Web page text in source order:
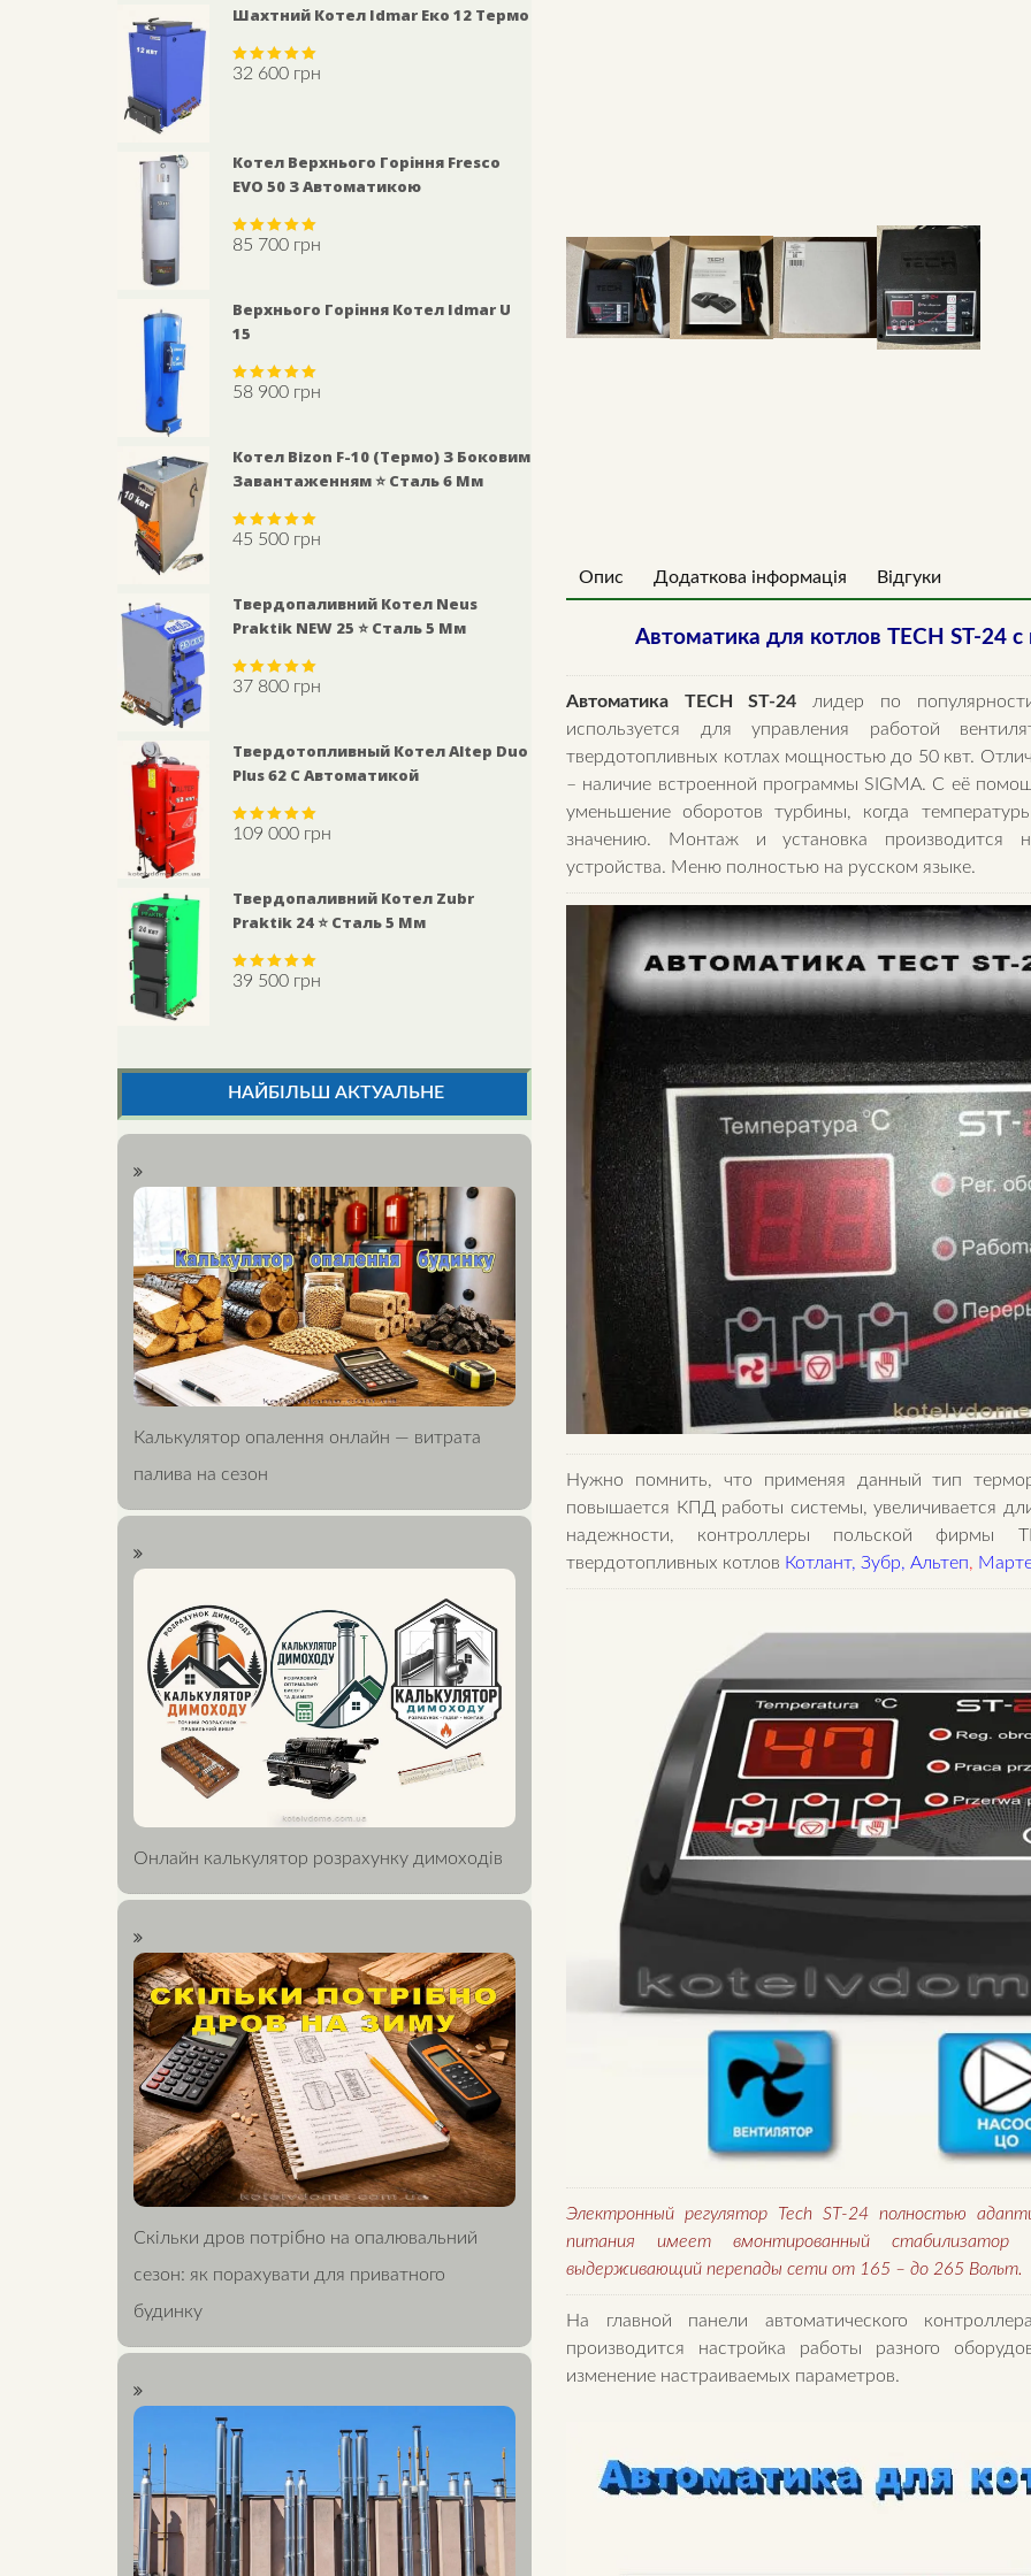
Опис Додаткова інформація Відгуки
Автоматика для котлов TЕСН ST-24
Автоматика ТЕСН ST-24лидер по
используется для управления работой
твердотопливных котлах мощностью до 50 квт.
– наличие встроенной программы SIGMA. С её
уменьшение оборотов турбины, когда
значению. Монтаж и установка производится
устройства. Меню полностью на русском языке.
Нужно помнить, что применяя данный тип
повышается КПД работы системы, увеличивается
надежности, контроллеры польской фирмы
твердотопливных котлов Котлант,Зубр, Альтеп,
Электронный регулятор Tech ST-24 полностью
питания имеет вмонтированный
выдерживающий перепады сети от 165 – до 265 Вольт.
На главной панели автоматического
производится настройка работы разного
изменение настраиваемых параметров.
Шахтний Котел Idmar Еко 12 Термо
Rated5.00
32 600 грн
Котел Верхнього Горіння Fresco
EVO 50 З Автоматикою
Rated5.00
85 700 грн
Верхнього Горіння Котел Idmar U
15
Rated5.00
58 900 грн
Котел Bizon F-10 (Термо) З Боковим
Завантаженням ⭐ Сталь 6 Мм
Rated5.00
45 500 грн
Твердопаливний Котел Neus
Praktik NEW 25 ⭐ Сталь 5 Мм
Rated5.00
37 800 грн
Твердотопливный Котел Altep Duo
Plus 62 С Автоматикой
Rated5.00
109 000 грн
Твердопаливний Котел Zubr
Praktik 24 ⭐ Сталь 5 Мм
Rated5.00
39 500 грн
НАЙБІЛЬШ АКТУАЛЬНЕ
Калькулятор опалення онлайн — витрата
палива на сезон
Онлайн калькулятор розрахунку димоходів
Скільки дров потрібно на опалювальний
сезон: як порахувати для приватного
будинку